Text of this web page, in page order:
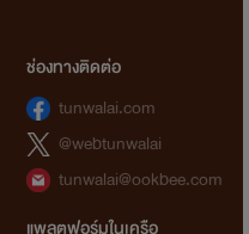
ช่องทางติดต่อ
tunwalai.com
@webtunwalai
tunwalai@ookbee.com